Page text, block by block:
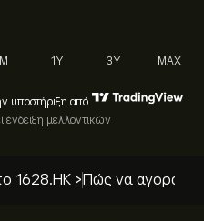
1Y 3Y MAX
υποστήριξη από
μελλοντικών
1628.HK > Πώς να